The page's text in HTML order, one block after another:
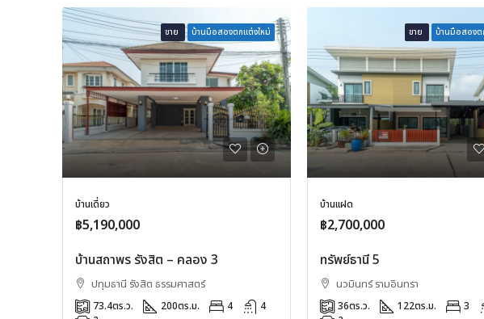
ขาย บ้านมือสองตกแต่งใหม่
บ้านเดี่ยว
฿5,190,000
บ้านสถาพร รังสิต – คลอง 3
ปทุมธานี รังสิต ธรรมศาสตร์
73.4ตร.ว. 200ตร.ม. 4
4
ขาย บ้านมือสองต
บ้านแฝด
฿2,700,000
ทรัพย์ธานี 5
นวมินทร์ รามอินทรา
36ตร.ว. 122ตร.ม. 3